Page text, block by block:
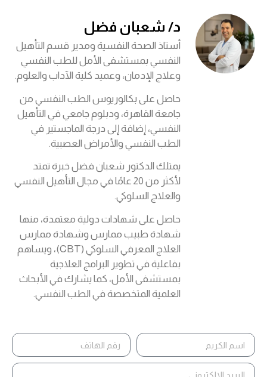
د/ شعبان فضل
أستاذ الصحة النفسية ومدير قسم التأهيل
النفسي بمستشفى الأمل للطب النفسي
وعلاج الإدمان، وعميد كلية الآداب والعلوم.
حاصل على بكالوريوس الطب النفسي من
جامعة القاهرة، ودبلوم جامعي في التأهيل
النفسي، إضافة إلى درجة الماجستير في
الطب النفسي والأمراض العصبية.
يمتلك الدكتور شعبان فضل خبرة تمتد
لأكثر من 20 عامًا في مجال التأهيل النفسي
والعلاج السلوكي.
حاصل على شهادات دولية معتمدة، منها
شهادة طبيب ممارس وشهادة ممارس
العلاج المعرفي السلوكي (CBT)، ويساهم
بفاعلية في تطوير البرامج العلاجية
بمستشفى الأمل، كما يشارك في الأبحاث
العلمية المتخصصة في الطب النفسي.